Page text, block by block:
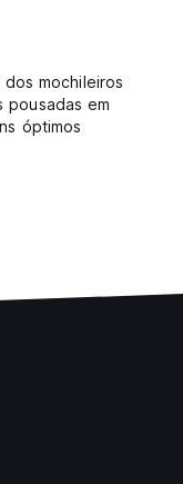
mochileiros
pousadas em
óptimos